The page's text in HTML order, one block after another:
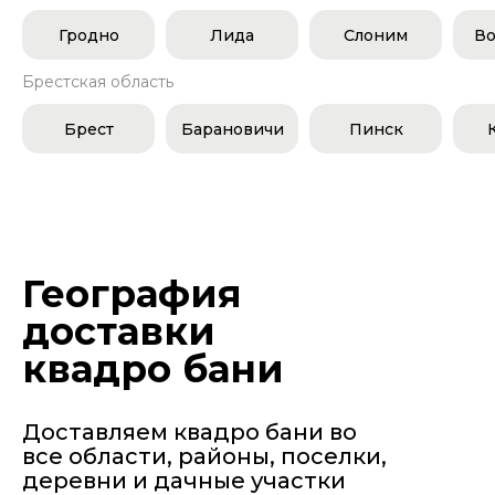
Гродно Лида Слоним
Брестская область
Брест Барановичи Пинск
География
доставки
квадро бани
Доставляем квадро бани во
все области, районы, поселки,
деревни и дачные участки